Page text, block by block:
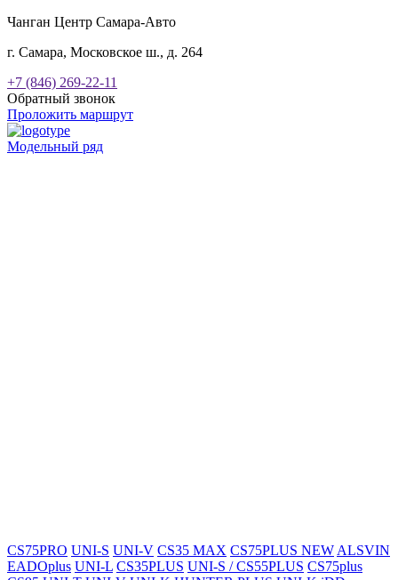
Чанган Центр Самара-Авто
г. Самара, Московское ш., д. 264
+7 (846) 269-22-11
Обратный звонок
Проложить маршрут
Модельный ряд
CS75PRO UNI-S UNI-V CS35 MAX CS75PLUS NEW ALSVIN
EADOplus UNI-L CS35PLUS UNI-S / CS55PLUS CS75plus